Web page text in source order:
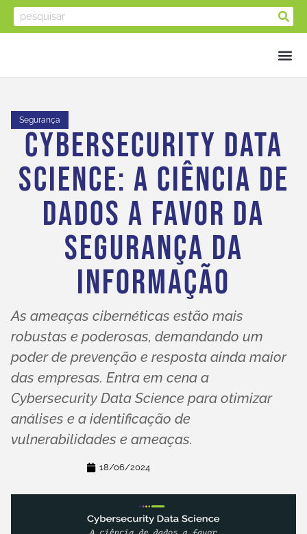
Segurança
Cybersecurity Data
Science: A Ciência De
Dados A Favor Da
Segurança Da
Informação
As ameaças cibernéticas estão mais
robustas e poderosas, demandando um
poder de prevenção e resposta ainda maior
das empresas. Entra em cena a
Cybersecurity Data Science para otimizar
análises e a identificação de
vulnerabilidades e ameaças.
18/06/2024